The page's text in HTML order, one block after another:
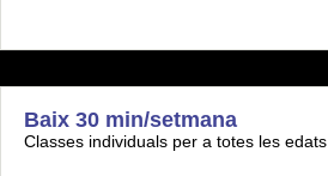
Baix 30 min/setmana
Classes individuals per a totes les edats